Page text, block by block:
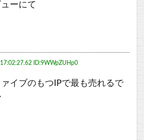
ーにて
ID:9WWpZUHp0
イブのもつIPで最も売れるで